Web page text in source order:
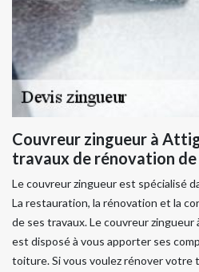
Couvreur zingueur à
travaux de rénovation
Le couvreur zingueur est spécialisé
La restauration, la rénovation et la
de ses travaux. Le couvreur
est disposé à vous apporter ses
toiture. Si vous voulez rénover votre